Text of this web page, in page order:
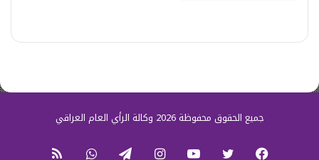
جميع الحقوق محفوظة 2026 وكالة الرأي العام العراقي
فيسبوك تويتر يوتيوب انستقرام تيلقرام واتساب